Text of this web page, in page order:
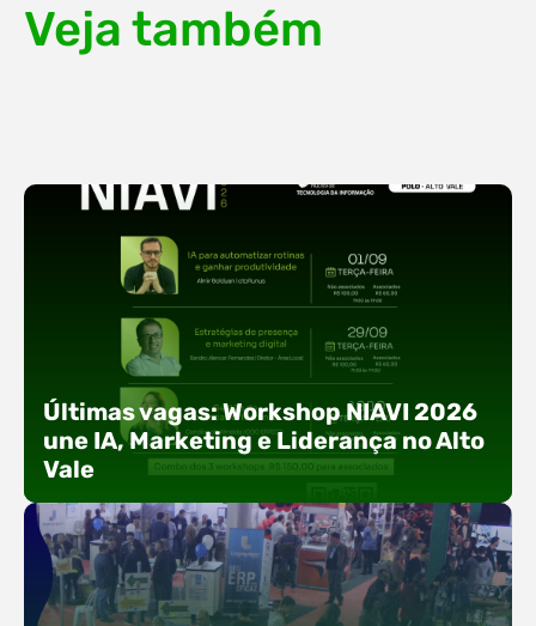
Veja também
Últimas vagas: Workshop NIAVI 2026
une IA, Marketing e Liderança no Alto
Vale